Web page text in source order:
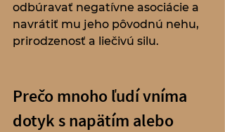
odbúravať negatívne asociácie a
navrátiť mu jeho pôvodnú nehu,
prirodzenosť a liečivú silu.
Prečo mnoho ľudí vníma
dotyk s napätím alebo